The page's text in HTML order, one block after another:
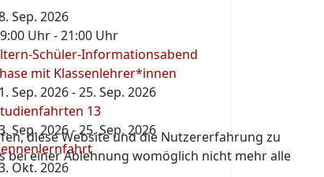
Sep. 2026
Uhr-21:00 Uhr
Schüler-Informationsabend
mit Klassenlehrer*innen
Sep. 2026-25. Sep. 2026
13
Sep. 2026-25. Sep. 2026
Okt. 2026
diese Website und die Nutzererfahrung zu
bei einer Ablehnung womöglich nicht mehr alle